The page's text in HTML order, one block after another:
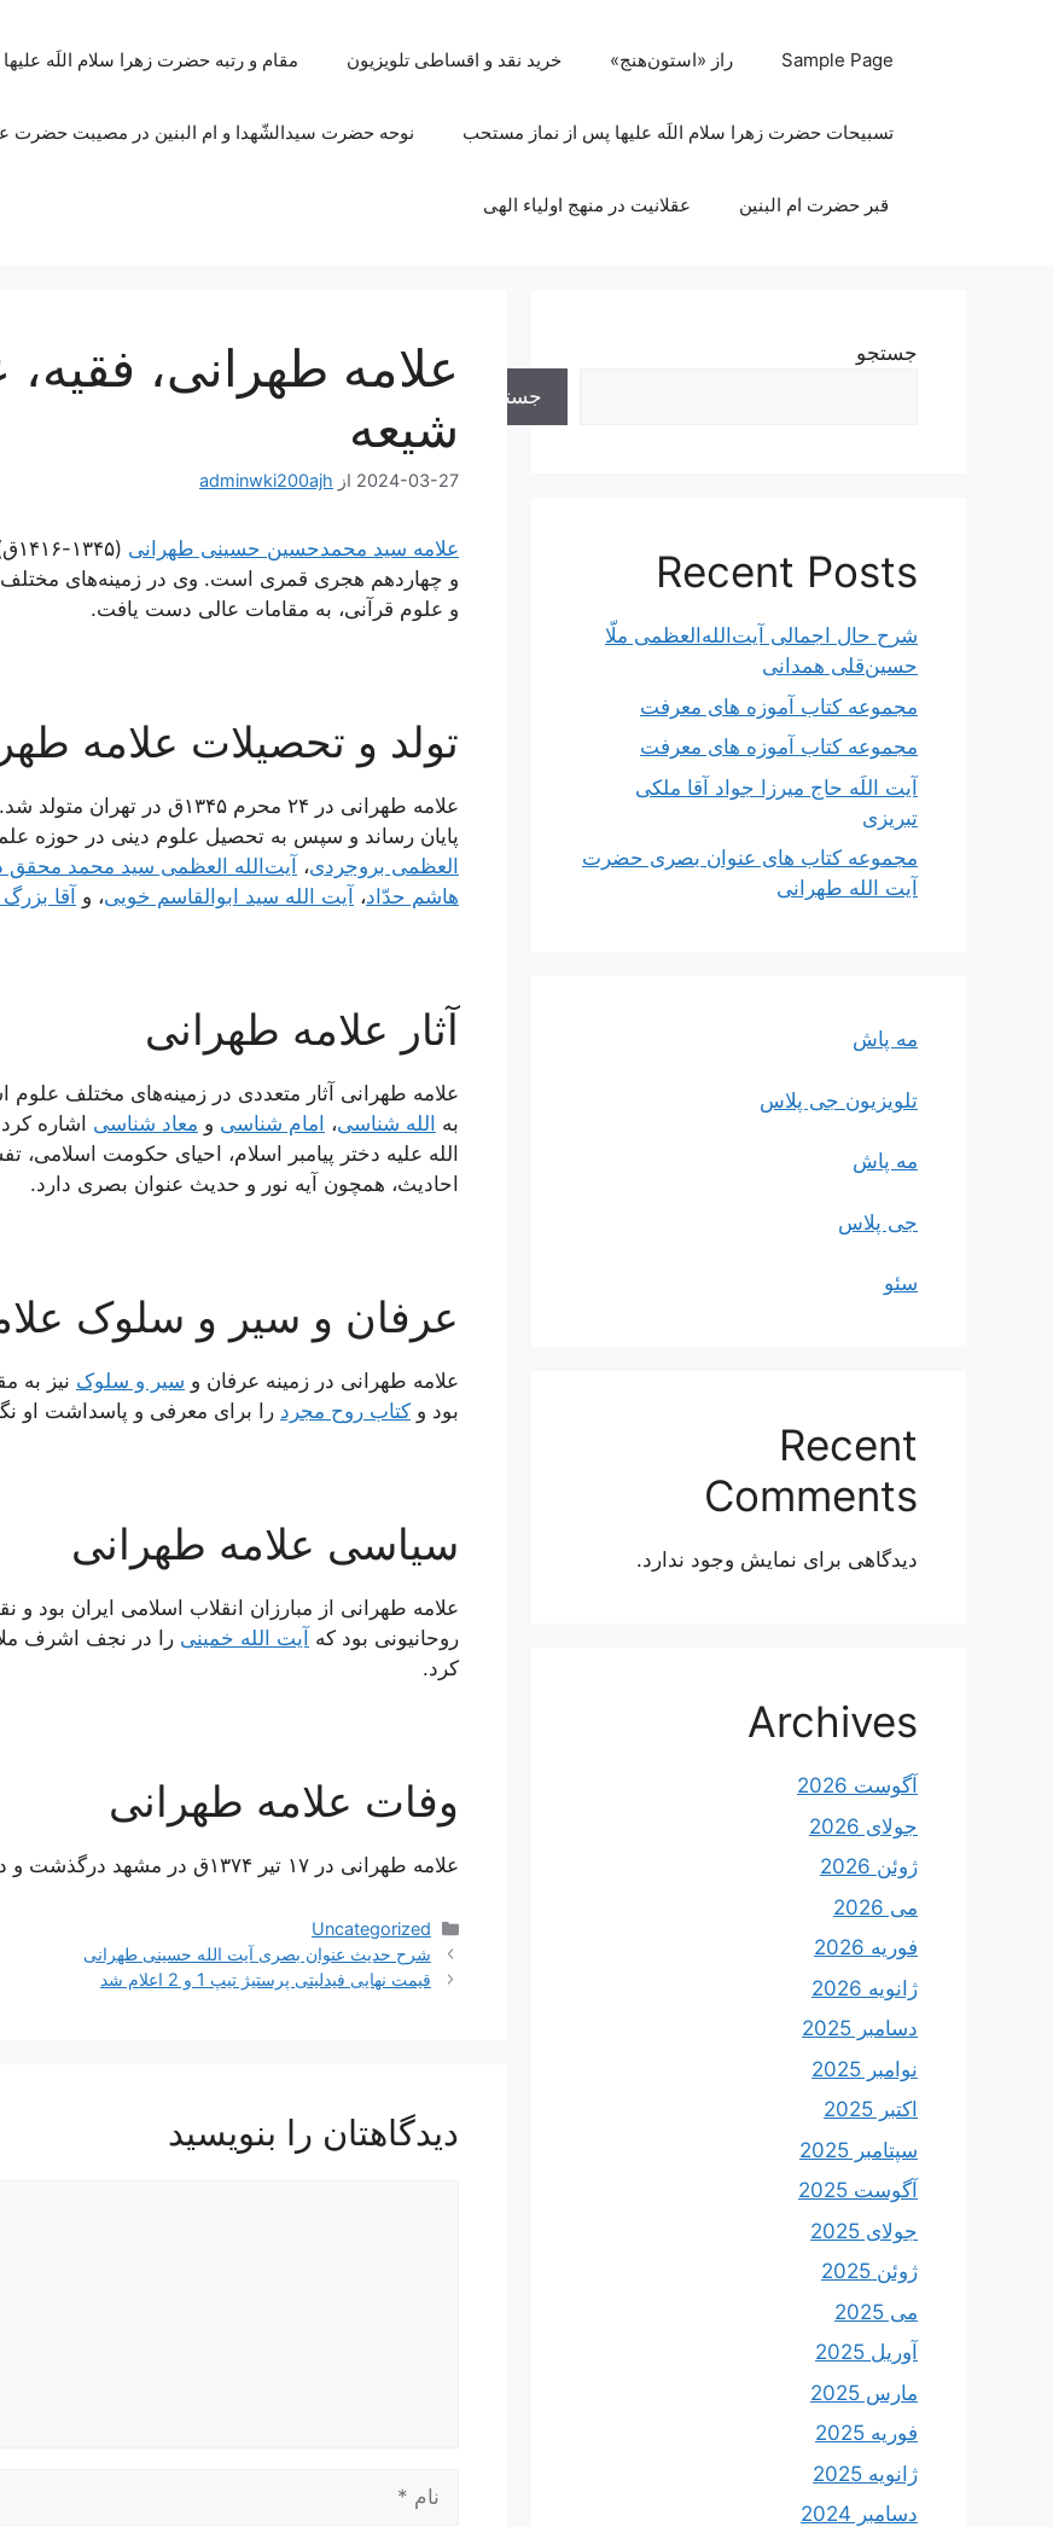
Sample Page راز «استون‌هنج» خرید نقد و اقساطی تلویزیون مقام و رتبه حضرت زهرا سلام اللَه علیها
تسبیحات حضرت زهرا سلام اللَه علیها پس از نماز مستحب نوحه حضرت سیدالشّهدا و ام البنین در مصیبت حضرت
قبر حضرت ام البنین عقلانیت در منهج اولیاء الهی
علامه طهرانی،
شیعه
2024-03-27 از adminwki200ajh
علامه سید محمدحسین حسینی طهرانی
و چهاردهم هجری قمری است. وی در زمینه‌های مختلف
و علوم قرآنی، به مقامات عالی دست یافت.
تولد و تحصیلات علامه
علامه طهرانی در ۲۴ محرم
پایان رساند و سپس به تحصیل علوم دینی در حوزه
العظمی بروجردی، آیت‌الله العظمی سید محمد محقق
هاشم حدّاد، آیت الله سید ابوالقاسم خویی، و آقا
آثار علامه طهرانی
علامه طهرانی آثار متعددی در زمینه‌های مختلف علوم
به الله ‌شناسی، امام‌ شناسی و معاد شناسی اشاره
الله علیه دختر پیامبر اسلام، احیای حکومت اسلامی،
احادیث، همچون آیه نور و حدیث عنوان بصری دارد.
عرفان و سیر و سلوک
علامه طهرانی در زمینه عرفان و سیر و سلوک نیز به
بود و کتاب روح مجرد را برای معرفی و پاسداشت او
سیاسی علامه طهرانی
علامه طهرانی از مبارزان انقلاب اسلامی ایران
روحانیونی بود که آیت الله خمینی را در نجف اشرف
کرد.
وفات علامه طهرانی
علامه طهرانی در ۱۷ تیر ۱۳۷۴ق در مشهد درگذشت و در
دسته‌ها
Uncategorized
ناوبری
نوشته‌ها
شرح حدیث عنوان بصری آیت الله حسینی طهرانی
قیمت نهایی فیدلیتی پرستیژ تیپ 1 و 2 اعلام شد
دیدگاهتان را بنویسید
جستجو
جستجو
Recent Posts
شرح حال اجمالی آیت‌الله‌العظمی ملّا
حسین‌قلی همدانی
مجموعه کتاب آموزه های معرفت
مجموعه کتاب آموزه های معرفت
آیت اللَه حاج میرزا جواد آقا ملکی
تبریزی
مجموعه کتاب های عنوان بصری حضرت
آیت الله طهرانی
مه پاش
تلویزیون جی پلاس
مه پاش
جی پلاس
سئو
Recent
Comments
دیدگاهی برای نمایش وجود ندارد.
Archives
آگوست 2026
جولای 2026
ژوئن 2026
می 2026
فوریه 2026
ژانویه 2026
دسامبر 2025
نوامبر 2025
اکتبر 2025
سپتامبر 2025
آگوست 2025
جولای 2025
ژوئن 2025
می 2025
آوریل 2025
مارس 2025
فوریه 2025
ژانویه 2025
دسامبر 2024